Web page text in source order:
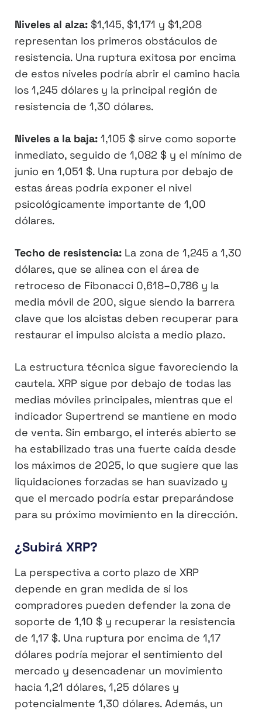
Niveles al alza: $1,145, $1,171 y $1,208
representan los primeros obstáculos de
resistencia. Una ruptura exitosa por encima
de estos niveles podría abrir el camino hacia
los 1,245 dólares y la principal región de
resistencia de 1,30 dólares.
Niveles a la baja: 1,105 $ sirve como soporte
inmediato, seguido de 1,082 $ y el mínimo de
junio en 1,051 $. Una ruptura por debajo de
estas áreas podría exponer el nivel
psicológicamente importante de 1,00
dólares.
Techo de resistencia: La zona de 1,245 a 1,30
dólares, que se alinea con el área de
retroceso de Fibonacci 0,618–0,786 y la
media móvil de 200, sigue siendo la barrera
clave que los alcistas deben recuperar para
restaurar el impulso alcista a medio plazo.
La estructura técnica sigue favoreciendo la
cautela. XRP sigue por debajo de todas las
medias móviles principales, mientras que el
indicador Supertrend se mantiene en modo
de venta. Sin embargo, el interés abierto se
ha estabilizado tras una fuerte caída desde
los máximos de 2025, lo que sugiere que las
liquidaciones forzadas se han suavizado y
que el mercado podría estar preparándose
para su próximo movimiento en la dirección.
¿Subirá XRP?
La perspectiva a corto plazo de XRP
depende en gran medida de si los
compradores pueden defender la zona de
soporte de 1,10 $ y recuperar la resistencia
de 1,17 $. Una ruptura por encima de 1,17
dólares podría mejorar el sentimiento del
mercado y desencadenar un movimiento
hacia 1,21 dólares, 1,25 dólares y
potencialmente 1,30 dólares. Además, un